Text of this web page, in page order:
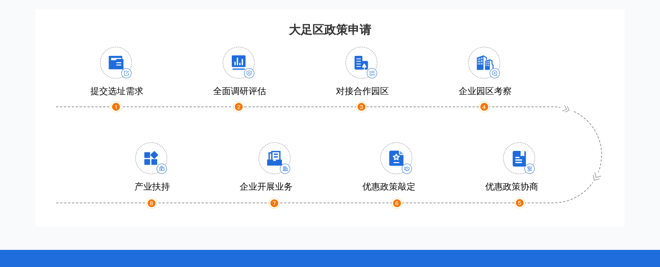
大足区政策申请
提交选址需求 全面调研评估 对接合作园区 企业园区考察
产业扶持 企业开展业务 优惠政策敲定 优惠政策协商